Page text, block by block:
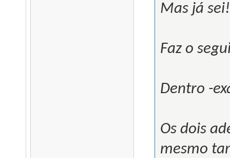
Mas já sei!
Faz o
Dentro -
Os dois
mesmo